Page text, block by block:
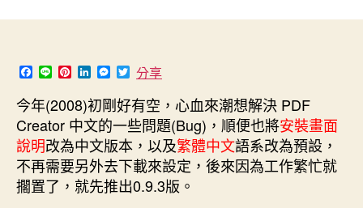
F
a
c
e
b
o
o
k
L
n
e
P
n
t
e
e
s
t
L
n
k
e
d
I
n
M
e
s
s
e
n
g
e
r
T
w
i
t
t
e
r
分享
今年(2008)初剛好有空，心血來潮想解決 PDF
Creator 中文的一些問題(Bug)，順便也將安裝畫面
說明改為中文版本，以及繁體中文語系改為預設，
不再需要另外去下載來設定，後來因為工作繁忙就
擱置了，就先推出0.9.3版。